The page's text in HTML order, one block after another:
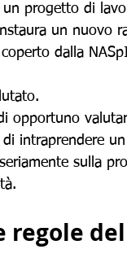
un progetto di
un nuovo
dalla
opportuno
intraprendere
sulla